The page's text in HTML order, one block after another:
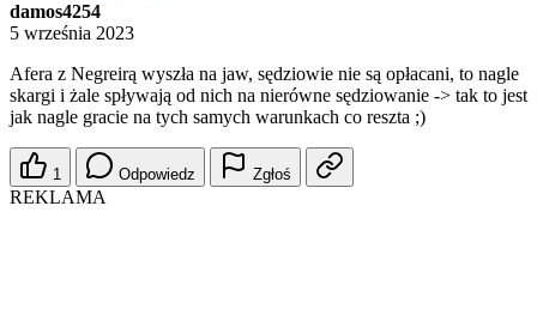
damos4254
5 września 2023
Afera z Negreirą wyszła na jaw, sędziowie nie są opłacani, to nagle
skargi i żale spływają od nich na nierówne sędziowanie -> tak to jest
jak nagle gracie na tych samych warunkach co reszta ;)
1 Odpowiedz Zgłoś
REKLAMA